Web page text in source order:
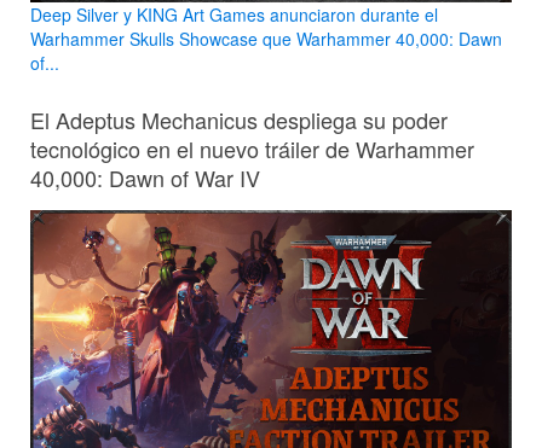
Deep Silver y KING Art Games anunciaron durante el
Warhammer Skulls Showcase que Warhammer 40,000: Dawn
of...
El Adeptus Mechanicus despliega su poder
tecnológico en el nuevo tráiler de Warhammer
40,000: Dawn of War IV